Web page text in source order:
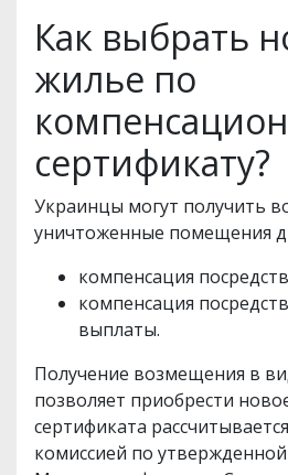
Как выбрать
жилье по
сертификату?
Украинцы могут получить
уничтоженные помещения
компенсация
компенсация
выплаты.
Получение возмещения в
позволяет приобрести
сертификата
комиссией по